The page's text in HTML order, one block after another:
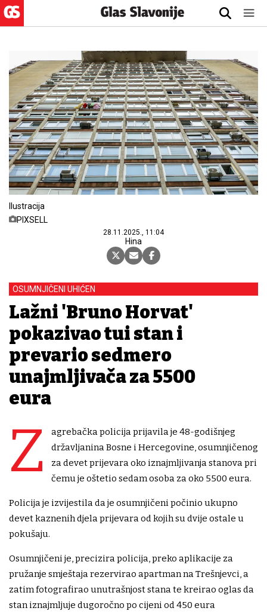
Ilustracija
PIXSELL
28.11.2025., 11:04
Hina
OSUMNJIČENI UHIĆEN
Lažni 'Bruno Horvat'
pokazivao tuđi stan i
prevario sedmero
unajmljivača za 5500
eura
Z
agrebačka policija prijavila je 48-godišnjeg
državljanina Bosne i Hercegovine, osumnjičenog
za devet prijevara oko iznajmljivanja stanova pri
čemu je oštetio sedam osoba za oko 5500 eura.
Policija je izvijestila da je osumnjičeni počinio ukupno
devet kaznenih djela prijevara od kojih su dvije ostale u
pokušaju.
Osumnjičeni je, precizira policija, preko aplikacije za
pružanje smještaja rezervirao apartman na Trešnjevci, a
zatim fotografirao unutrašnjost stana te kreirao oglas da
stan iznajmljuje dugoročno po cijeni od 450 eura